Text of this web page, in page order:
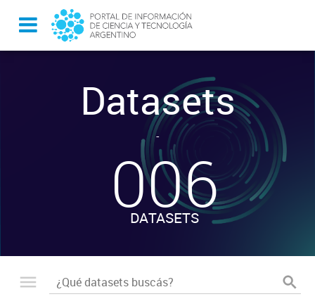
Datasets
-
006
DATASETS